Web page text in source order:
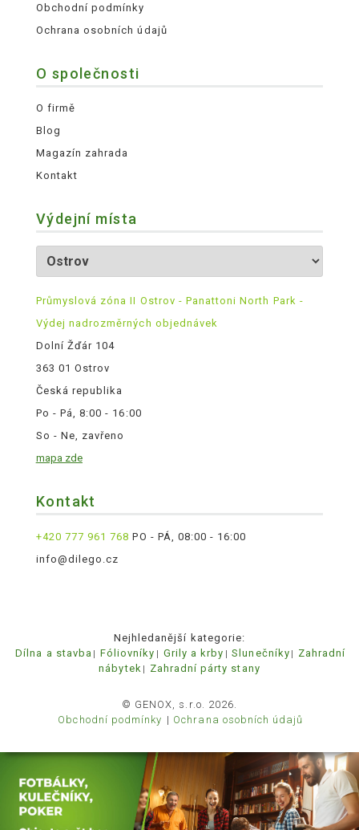
Obchodní podmínky
Ochrana osobních údajů
O společnosti
O firmě
Blog
Magazín zahrada
Kontakt
Výdejní místa
Průmyslová zóna II Ostrov - Panattoni North Park -
Výdej nadrozměrných objednávek
Dolní Žďár 104
363 01 Ostrov
Česká republika
Po - Pá, 8:00 - 16:00
So - Ne, zavřeno
mapa zde
Kontakt
+420 777 961 768 PO - PÁ, 08:00 - 16:00
info@dilego.cz
Nejhledanější kategorie:
Dílna a stavba
Fóliovníky Grily a krby Slunečníky
Zahradní
nábytek
Zahradní párty stany
© GENOX, s.r.o. 2026.
Obchodní podmínky
Ochrana osobních údajů